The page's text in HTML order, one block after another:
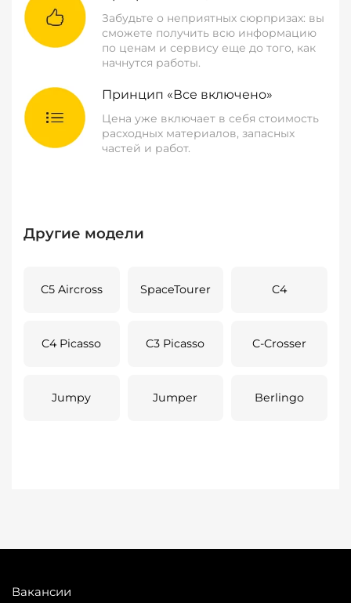
Забудьте о неприятных сюрпризах: вы
сможете получить всю информацию
по ценам и сервису еще до того, как
начнутся работы.
Принцип «Все включено»
Цена уже включает в себя стоимость
расходных материалов, запасных
частей и работ.
Другие модели
C5 Aircross SpaceTourer C4
C4 Picasso C3 Picasso C-Crosser
Jumpy Jumper Berlingo
Вакансии